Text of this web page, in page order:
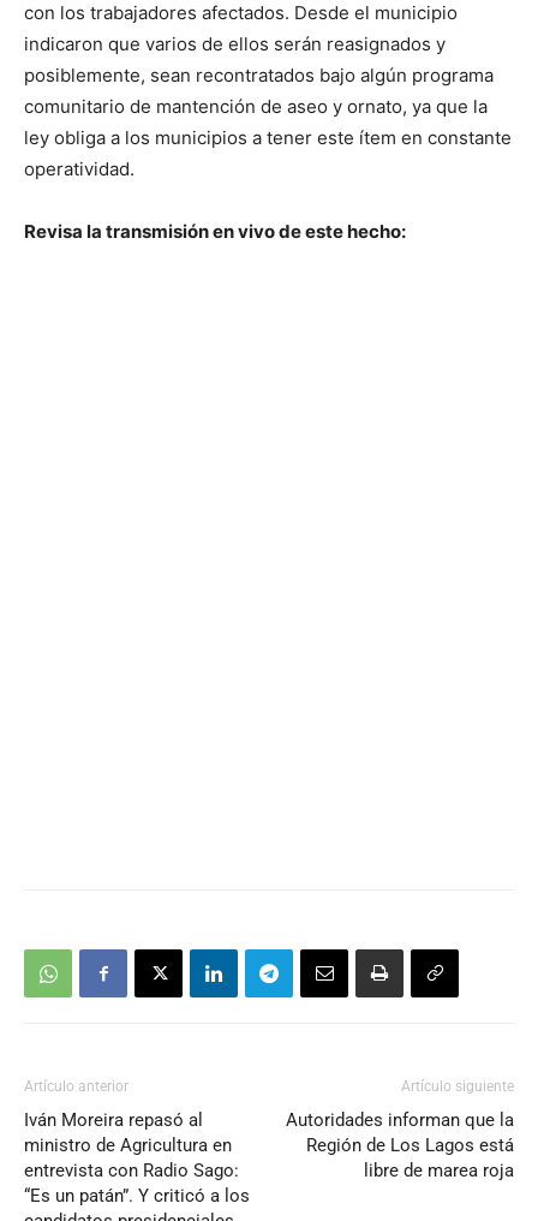
con los trabajadores afectados. Desde el municipio
indicaron que varios de ellos serán reasignados y
posiblemente, sean recontratados bajo algún programa
comunitario de mantención de aseo y ornato, ya que la
ley obliga a los municipios a tener este ítem en constante
operatividad.
Revisa la transmisión en vivo de este hecho:
Artículo anterior
Iván Moreira repasó al
ministro de Agricultura en
entrevista con Radio Sago:
“Es un patán”. Y criticó a los
Artículo siguiente
Autoridades informan que la
Región de Los Lagos está
libre de marea roja